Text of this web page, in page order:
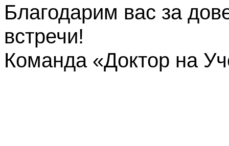
Благодарим вас за
встречи!
Команда «Доктор на